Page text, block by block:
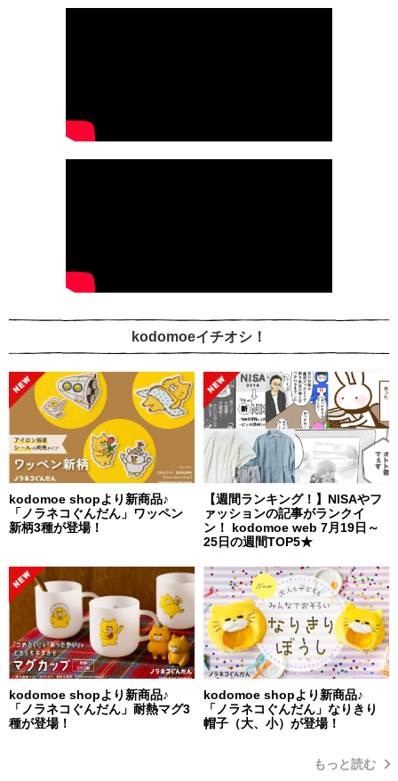
kodomoeイチオシ！
kodomoe shopより新商品♪
「ノラネコぐんだん」ワッペン
新柄3種が登場！
【週間ランキング！】NISAやフ
ァッションの記事がランクイ
ン！ kodomoe web 7月19日～
25日の週間TOP5★
kodomoe shopより新商品♪
「ノラネコぐんだん」耐熱マグ3
種が登場！
kodomoe shopより新商品♪
「ノラネコぐんだん」なりきり
帽子（大、小）が登場！
もっと読む